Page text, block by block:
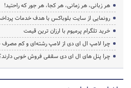
هر زبانی، هر زمانی، هر کجا، هر جور که راحتید!
رونمایی از سایت بلوباکس با هدف خدمات
خرید تلگرام پرمیوم با ارزان ترین قیمت
چرا لامپ ال ای دی از لامپ رشته‌ای و کم مصرف
چرا پنل های ال ای دی سقفی فروش خوبی